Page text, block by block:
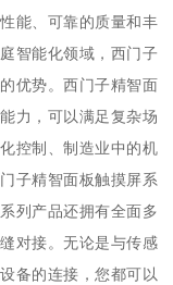
能、可靠的质量和丰
智能化领域，西门子
优势。西门子精智面
力，可以满足复杂场
控制、制造业中的机
子精智面板触摸屏系
列产品还拥有全面多
对接。无论是与传感
备的连接，您都可以